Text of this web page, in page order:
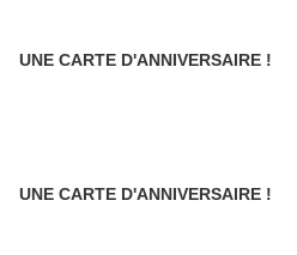
UNE CARTE D'ANNIVERSAIRE !
UNE CARTE D'ANNIVERSAIRE !